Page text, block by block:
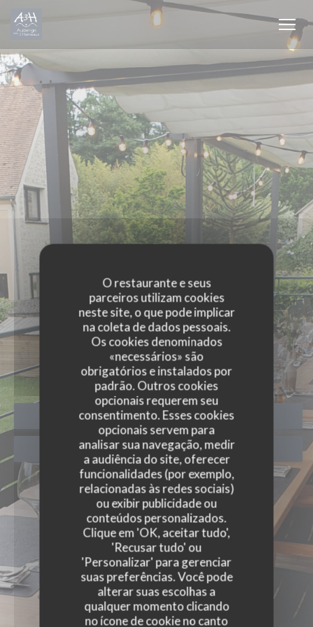
Painel de Gerenciamento de Cookies
O restaurante e seus
parceiros utilizam cookies
neste site, o que pode implicar
na coleta de dados pessoais.
Os cookies denominados
«necessários» são
obrigatórios e instalados por
padrão. Outros cookies
opcionais requerem seu
consentimento. Esses cookies
opcionais servem para
analisar sua navegação, medir
a audiência do site, oferecer
funcionalidades (por exemplo,
relacionadas às redes sociais)
ou exibir publicidade ou
conteúdos personalizados.
Clique em 'OK, aceitar tudo',
'Recusar tudo' ou
'Personalizar' para gerenciar
suas preferências. Você pode
alterar suas escolhas a
qualquer momento clicando
no ícone de cookie no canto
EVENTOS
RESERVAR UMA MESA
CLIQUE E RECOLHA